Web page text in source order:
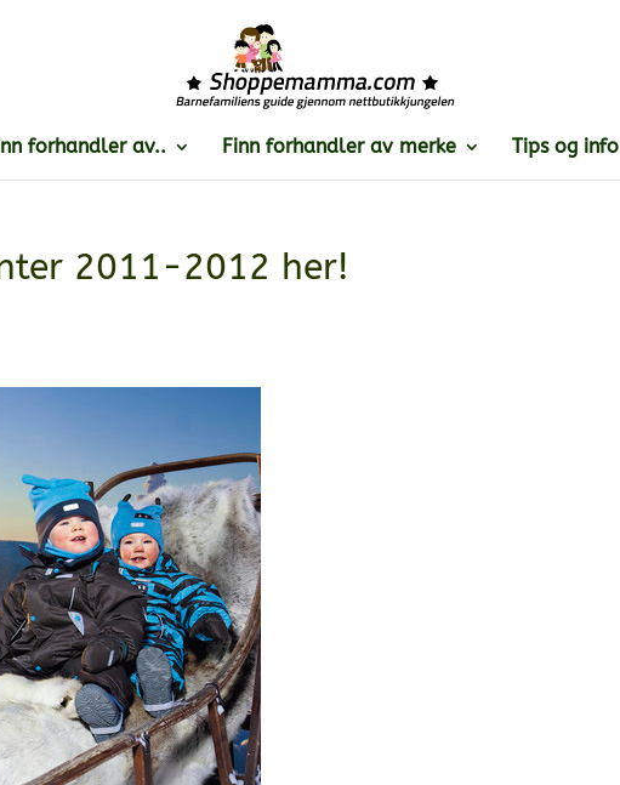
forhandler av.. Finn forhandler av merke Tips og info
2011-2012 her!